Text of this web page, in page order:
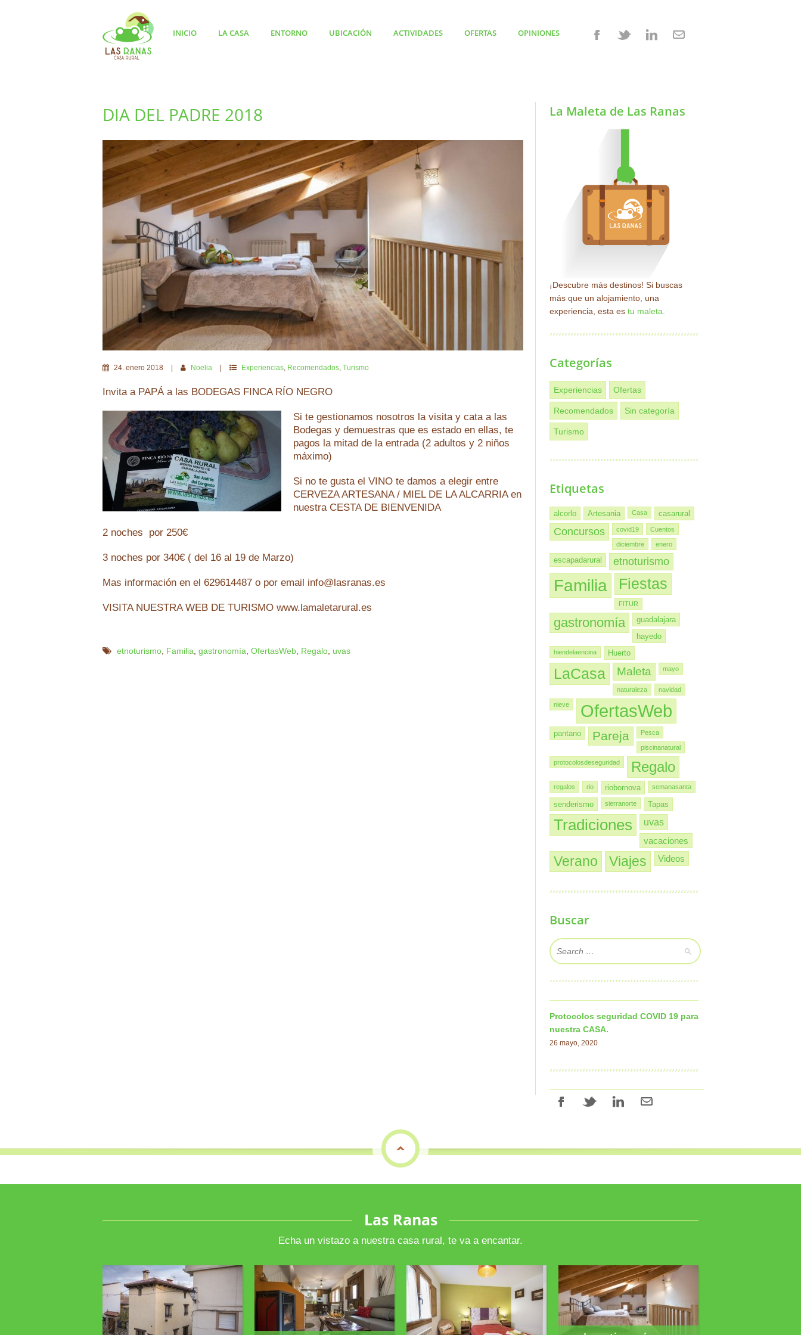
INICIO LA CASA ENTORNO UBICACIÓN ACTIVIDADES OFERTAS OPINIONES
DIA DEL PADRE 2018
24. enero 2018 Noelia Experiencias, Recomendados, Turismo
Invita a PAPÁ a las BODEGAS FINCA RÍO NEGRO
Si te gestionamos nosotros la visita y cata a las
Bodegas y demuestras que es estado en ellas, te
pagos la mitad de la entrada (2 adultos y 2 niños
máximo)
Si no te gusta el VINO te damos a elegir entre
CERVEZA ARTESANA / MIEL DE LA ALCARRIA en
nuestra CESTA DE BIENVENIDA
2 noches por 250€
3 noches por 340€ ( del 16 al 19 de Marzo)
Mas información en el 629614487 o por email info@lasranas.es
VISITA NUESTRA WEB DE TURISMO www.lamaletarural.es
etnoturismo Familia gastronomía OfertasWeb Regalo uvas
La Maleta de Las Ranas
¡Descubre más destinos! Si buscas
más que un alojamiento, una
experiencia, esta es tu maleta.
Categorías
Experiencias Ofertas
Recomendados Sin categoría
Turismo
Etiquetas
alcorlo Artesania Casa casarural
Concursos covid19 Cuentos
diciembre enero
escapadarural etnoturismo
Familia Fiestas
FITUR
gastronomía
guadalajara
hayedo
hiendelaencina Huerto
LaCasa Maleta mayo
naturaleza navidad
nieve OfertasWeb
pantano Pareja Pesca
piscinanatural
protocolosdeseguridad Regalo
regalos rio riobornova semanasanta
senderismo sierranorte Tapas
Tradiciones uvas
vacaciones
Verano Viajes Videos
Buscar
Protocolos seguridad COVID 19 para
nuestra CASA.
26 mayo, 2020
Las Ranas
Echa un vistazo a nuestra casa rural, te va a encantar.
La Casa Planta baja Primera planta La antigua cámara